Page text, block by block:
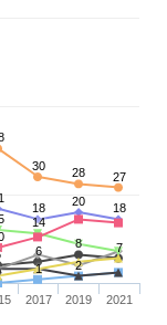
6
8
7
1 2
14
30 28
27
18 20
18
2017 2019 2021